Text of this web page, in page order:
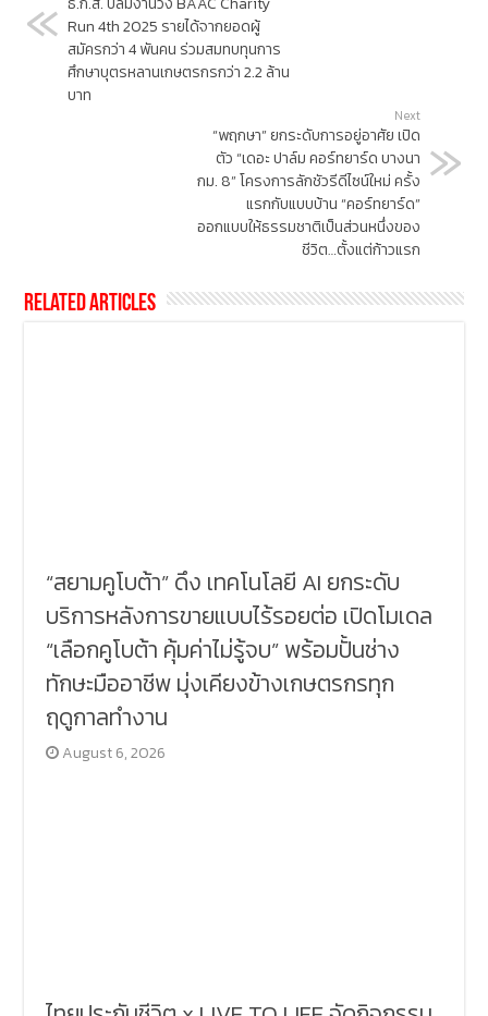
Run 4th 2025 รายได้จากยอดผู้
สมัครกว่า 4 พันคน ร่วมสมทบทุนการ
ศึกษาบุตรหลานเกษตรกรกว่า 2.2 ล้าน
บาท
Next
“พฤกษา” ยกระดับการอยู่อาศัย เปิด
ตัว “เดอะ ปาล์ม คอร์ทยาร์ด บางนา
กม. 8” โครงการลักชัวรีดีไซน์ใหม่ ครั้ง
แรกกับแบบบ้าน “คอร์ทยาร์ด”
ออกแบบให้ธรรมชาติเป็นส่วนหนึ่งของ
ชีวิต…ตั้งแต่ก้าวแรก
Related Articles
“สยามคูโบต้า” ดึง เทคโนโลยี AI ยกระดับ
บริการหลังการขายแบบไร้รอยต่อ เปิดโมเดล
“เลือกคูโบต้า คุ้มค่าไม่รู้จบ” พร้อมปั้นช่าง
ทักษะมืออาชีพ มุ่งเคียงข้างเกษตรกรทุก
ฤดูกาลทำงาน
August 6, 2026